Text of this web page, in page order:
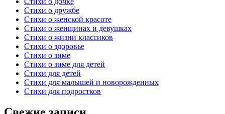
Стихи о дружбе
Стихи о женской красоте
Стихи о женщинах и девушках
Стихи о жизни классиков
Стихи о здоровье
Стихи о зиме
Стихи о зиме для детей
Стихи для детей
Стихи для малышей и новорожденных
Стихи для подростков